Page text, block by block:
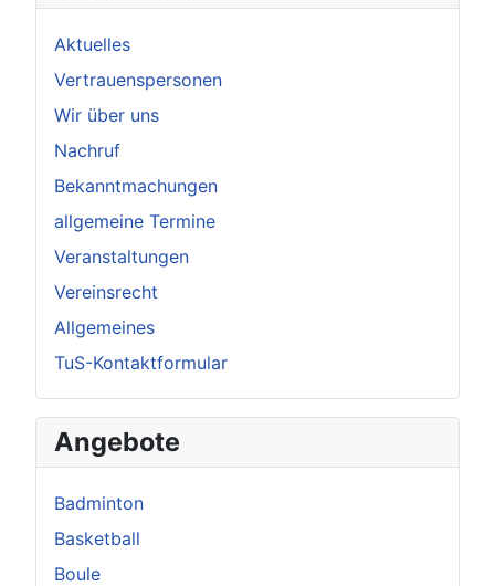
Aktuelles
Vertrauenspersonen
Wir über uns
Nachruf
Bekanntmachungen
allgemeine Termine
Veranstaltungen
Vereinsrecht
Allgemeines
TuS-Kontaktformular
Angebote
Badminton
Basketball
Boule